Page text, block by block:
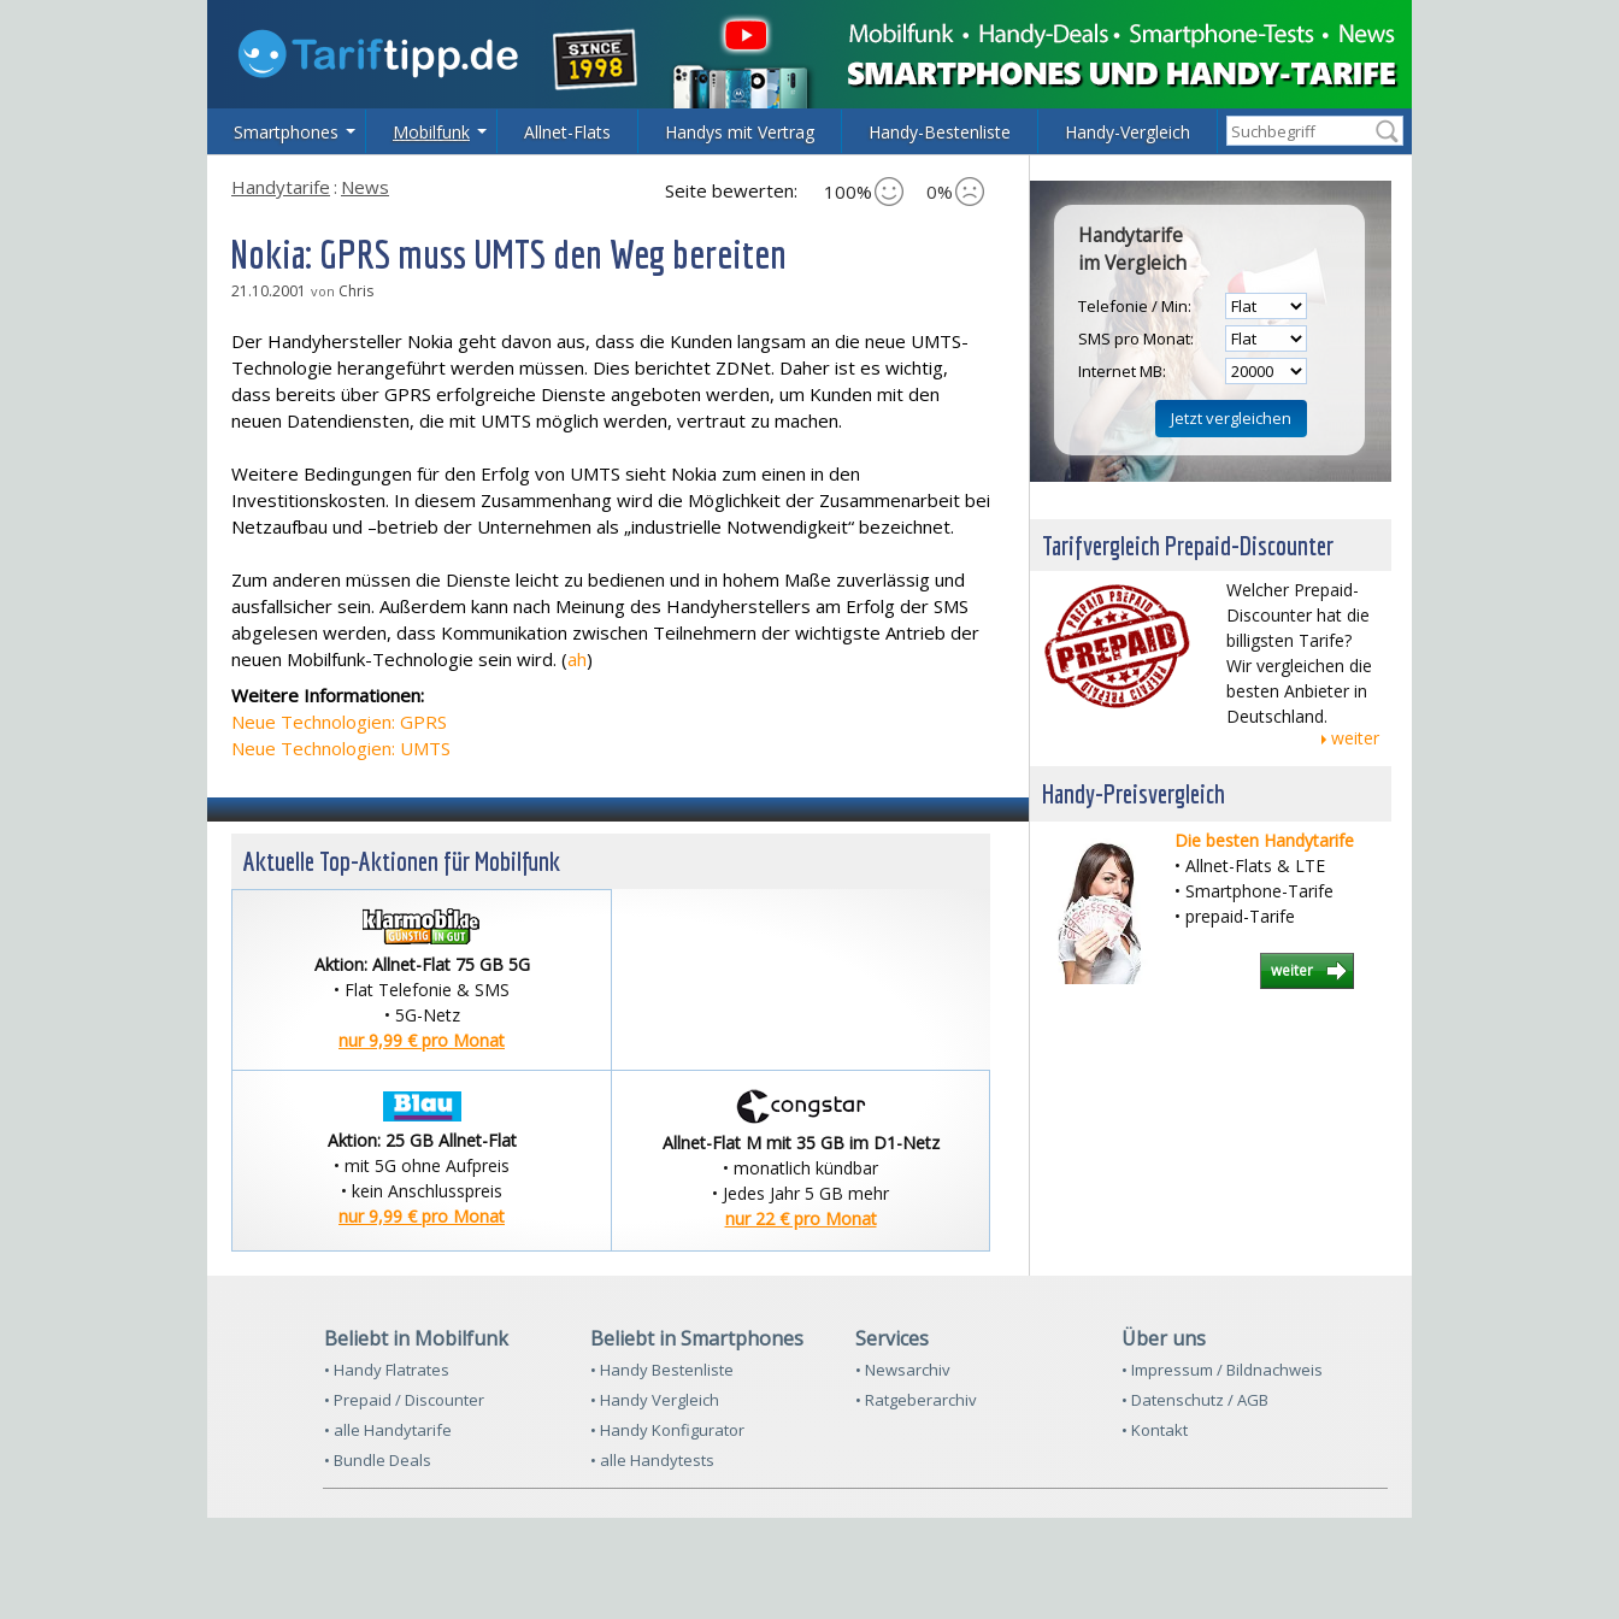
Smartphones Mobilfunk Allnet-Flats Handys mit Vertrag Handy-Bestenliste Handy-Vergleich
Seite bewerten: 100% 0%
Handytarife : News
Nokia: GPRS muss UMTS den Weg bereiten
21.10.2001 von Chris
Der Handyhersteller Nokia geht davon aus, dass die Kunden langsam an die neue UMTS-
Technologie herangeführt werden müssen. Dies berichtet ZDNet. Daher ist es wichtig,
dass bereits über GPRS erfolgreiche Dienste angeboten werden, um Kunden mit den
neuen Datendiensten, die mit UMTS möglich werden, vertraut zu machen.
Weitere Bedingungen für den Erfolg von UMTS sieht Nokia zum einen in den
Investitionskosten. In diesem Zusammenhang wird die Möglichkeit der Zusammenarbeit bei
Netzaufbau und –betrieb der Unternehmen als „industrielle Notwendigkeit“ bezeichnet.
Zum anderen müssen die Dienste leicht zu bedienen und in hohem Maße zuverlässig und
ausfallsicher sein. Außerdem kann nach Meinung des Handyherstellers am Erfolg der SMS
abgelesen werden, dass Kommunikation zwischen Teilnehmern der wichtigste Antrieb der
neuen Mobilfunk-Technologie sein wird. (ah)
Weitere Informationen:
Neue Technologien: GPRS
Neue Technologien: UMTS
Aktuelle Top-Aktionen für Mobilfunk
Aktion: Allnet-Flat 75 GB 5G
• Flat Telefonie & SMS
• 5G-Netz
nur 9,99 € pro Monat
Aktion: 25 GB Allnet-Flat
• mit 5G ohne Aufpreis
• kein Anschlusspreis
nur 9,99 € pro Monat
Allnet-Flat M mit 35 GB im D1-Netz
• monatlich kündbar
• Jedes Jahr 5 GB mehr
nur 22 € pro Monat
Handytarife
im Vergleich
Telefonie / Min:
SMS pro Monat:
Internet MB:
Tarifvergleich Prepaid-Discounter
Welcher Prepaid-
Discounter hat die
billigsten Tarife?
Wir vergleichen die
besten Anbieter in
Deutschland.
weiter
Handy-Preisvergleich
Die besten Handytarife
• Allnet-Flats & LTE
• Smartphone-Tarife
• prepaid-Tarife
weiter
Beliebt in Mobilfunk
• Handy Flatrates
• Prepaid / Discounter
• alle Handytarife
• Bundle Deals
Beliebt in Smartphones
• Handy Bestenliste
• Handy Vergleich
• Handy Konfigurator
• alle Handytests
Services
• Newsarchiv
• Ratgeberarchiv
Über uns
• Impressum / Bildnachweis
• Datenschutz / AGB
• Kontakt